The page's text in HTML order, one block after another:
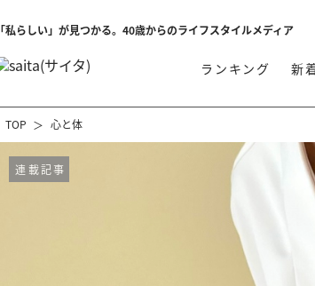
「私らしい」が見つかる。40歳からのライフスタイルメディア
ランキング 新
TOP 心と体
連載記事